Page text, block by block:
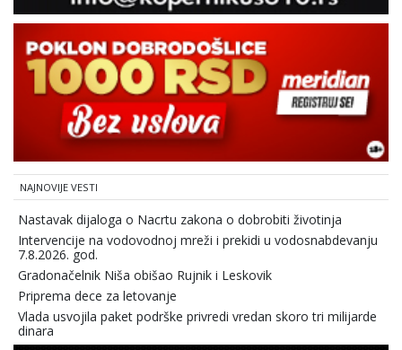
NAJNOVIJE VESTI
Nastavak dijaloga o Nacrtu zakona o dobrobiti životinja
Intervencije na vodovodnoj mreži i prekidi u vodosnabdevanju
7.8.2026. god.
Gradonačelnik Niša obišao Rujnik i Leskovik
Priprema dece za letovanje
Vlada usvojila paket podrške privredi vredan skoro tri milijarde
dinara